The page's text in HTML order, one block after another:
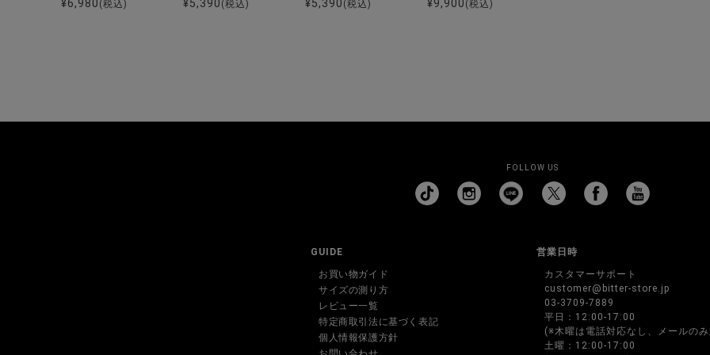
¥6,980 (税込) ¥5,390 (税込) ¥5,390 (税込) ¥9,900 (税込)
FOLLOW US
GUIDE
お買い物ガイド
サイズの測り方
レビュー一覧
特定商取引法に基づく表記
個人情報保護方針
営業日時
カスタマーサポート
customer@bitter-store.jp
03-3709-7889
平日：12:00-17:00
(※木曜は電話対応なし、メールの
土曜：12:00-17:00